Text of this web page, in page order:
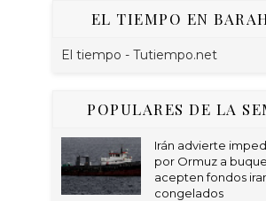
EL TIEMPO EN
El tiempo - Tutiempo.net
POPULARES DE LA
Irán advierte
por Ormuz a
acepten fondos
congelados